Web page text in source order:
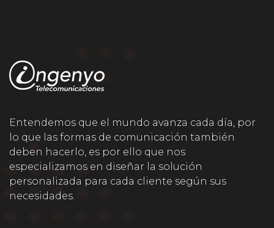
Entendemos que el mundo avanza cada día, por
lo que las formas de comunicación también
deben hacerlo, es por ello que nos
especializamos en diseñar la solución
personalizada para cada cliente según sus
necesidades.